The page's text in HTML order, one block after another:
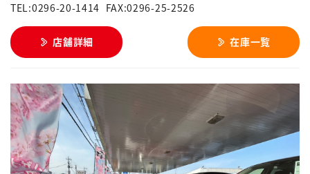
TEL:0296-20-1414 FAX:0296-25-2526
店舗詳細 在庫一覧